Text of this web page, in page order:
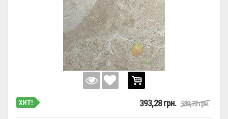
ХИТ! 393,28 грн. 589,72 грн.